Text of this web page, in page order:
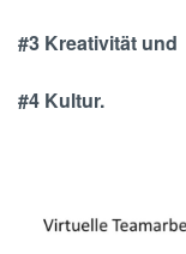
#3 Kreativität und
#4 Kultur.